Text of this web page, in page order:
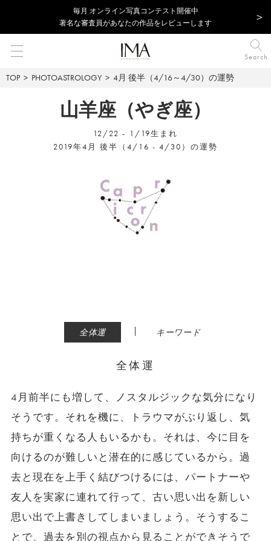
毎⽉ オンライン写真コンテスト開催中
著名な審査員があなたの作品をレビューします
Search
TOP PHOTOASTROLOGY 4月 後半（4/16～4/30）の運勢
山羊座（やぎ座）
12/22 - 1/19生まれ
2019年4月 後半（4/16 - 4/30）の運勢
全体運 | キーワード
全体運
4月前半にも増して、ノスタルジックな気分になり
そうです。それを機に、トラウマがぶり返し、気
持ちが重くなる人もいるかも。それは、今に目を
向けるのが難しいと潜在的に感じているから。過
去と現在を上手く結びつけるには、パートナーや
友人を実家に連れて行って、古い思い出を新しい
思い出で上書きしてしまいましょう。そうするこ
とで、過去を別の視点から見ることができそうで